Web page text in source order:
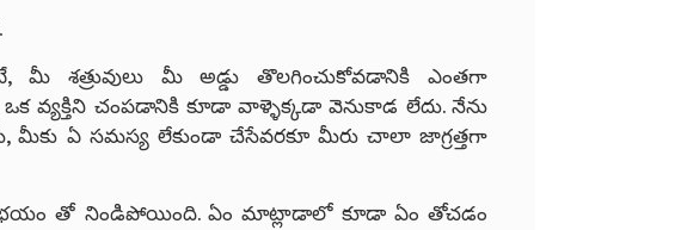
మీ శత్రువులు మీ అడ్డు తొలగించుకోవడానికి ఎంతగా
ఒక వ్యక్తిని చంపడానికి కూడా వాళ్ళెక్కడా వెనుకాడ లేదు. నేను
మీకు ఏ సమస్య లేకుండా చేసేవరకూ మీరు చాలా జాగ్రత్తగా
తో నిండిపోయింది. ఏం మాట్లాడాలో కూడా ఏం తోచడం